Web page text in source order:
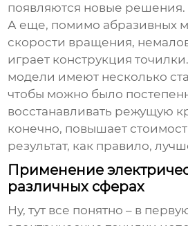
появляются новые решения.
А еще, помимо абразивных
скорости вращения,
играет конструкция
модели имеют несколько
чтобы можно было
восстанавливать режущую
конечно, повышает
результат, как правило,
Применение
различных сферах
Ну, тут все понятно – в